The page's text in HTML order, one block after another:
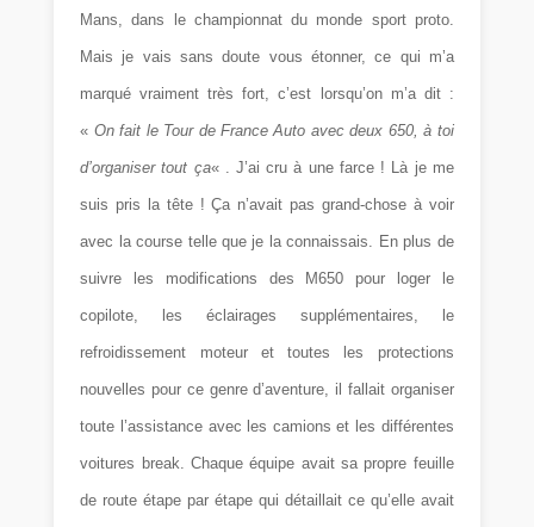
Mans, dans le championnat du monde sport proto.
Mais je vais sans doute vous étonner, ce qui m’a
marqué vraiment très fort, c’est lorsqu’on m’a dit :
« On fait le Tour de France Auto avec deux 650, à toi
d’organiser tout ça« . J’ai cru à une farce ! Là je me
suis pris la tête ! Ça n’avait pas grand-chose à voir
avec la course telle que je la connaissais. En plus de
suivre les modifications des M650 pour loger le
copilote, les éclairages supplémentaires, le
refroidissement moteur et toutes les protections
nouvelles pour ce genre d’aventure, il fallait organiser
toute l’assistance avec les camions et les différentes
voitures break. Chaque équipe avait sa propre feuille
de route étape par étape qui détaillait ce qu’elle avait